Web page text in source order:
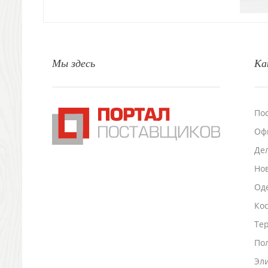
Подставки для визиток записок телефонов
Промо
Антистрессы
Мы здесь